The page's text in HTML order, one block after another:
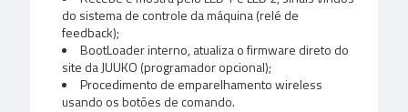
do sistema de controle da máquina (relé de
feedback);
BootLoader interno, atualiza o firmware direto do
site da JUUKO (programador opcional);
Procedimento de emparelhamento wireless
usando os botões de comando.